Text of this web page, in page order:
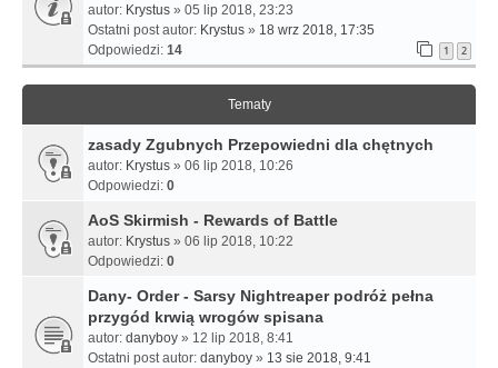
autor: Krystus » 05 lip 2018, 23:23
Ostatni post autor: Krystus » 18 wrz 2018, 17:35
Odpowiedzi: 14 1 2
Tematy
zasady Zgubnych Przepowiedni dla chętnych
autor: Krystus » 06 lip 2018, 10:26
Odpowiedzi: 0
AoS Skirmish - Rewards of Battle
autor: Krystus » 06 lip 2018, 10:22
Odpowiedzi: 0
Dany- Order - Sarsy Nightreaper podróż pełna
przygód krwią wrogów spisana
autor: danyboy » 12 lip 2018, 8:41
Ostatni post autor: danyboy » 13 sie 2018, 9:41